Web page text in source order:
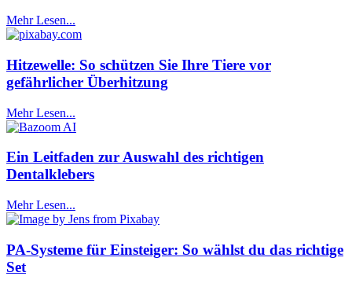
Mehr Lesen...
Hitzewelle: So schützen Sie Ihre Tiere vor
gefährlicher Überhitzung
Mehr Lesen...
Ein Leitfaden zur Auswahl des richtigen
Dentalklebers
Mehr Lesen...
PA-Systeme für Einsteiger: So wählst du das richtige
Set